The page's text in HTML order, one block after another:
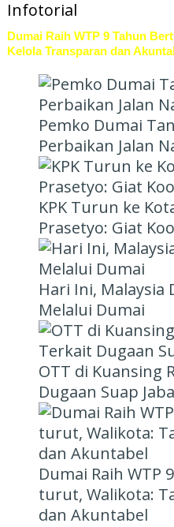
Infotorial
Dumai Raih WTP 9 Tahun
Kelola Transparan dan
Pemko Dumai
Perbaikan Jalan
KPK Turun ke
Prasetyo: Giat
Hari Ini, Malaysia
Melalui Dumai
OTT di Kuansing
Dugaan Suap
Dumai Raih
turut, Walikota:
dan Akuntabel